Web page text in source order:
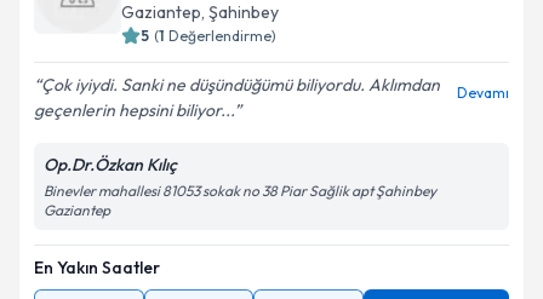
Gaziantep, Şahinbey
5 (1 Değerlendirme)
Çok iyiydi. Sanki ne düşündüğümü biliyordu. Aklımdan
geçenlerin hepsini biliyor...
Devamı
Op.Dr.Özkan Kılıç
Binevler mahallesi 81053 sokak no 38 Piar Sağlik apt Şahinbey
Gaziantep
En Yakın Saatler